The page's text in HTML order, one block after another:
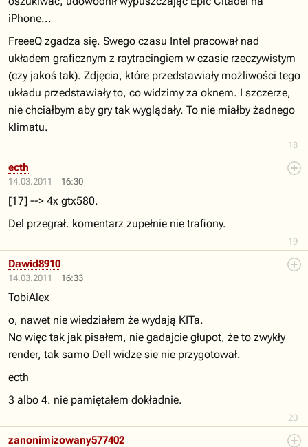
18
iPhone...
FreeeQ zgadza się. Swego czasu Intel pracował nad
układem graficznym z raytracingiem w czasie rzeczywistym
(czy jakoś tak). Zdjęcia, które przedstawiały możliwości tego
układu przedstawiały to, co widzimy za oknem. I szczerze,
nie chciałbym aby gry tak wyglądały. To nie miałby żadnego
klimatu.
14.03.2011 16:30
19
ecth
[17] --> 4x gtx580.
Del przegrał. komentarz zupełnie nie trafiony.
14.03.2011 16:33
20
Dawid8910
TobiAlex
o, nawet nie wiedziałem że wydają KITa.
No więc tak jak pisałem, nie gadajcie głupot, że to zwykły
render, tak samo Dell widze sie nie przygotował.
ecth
3 albo 4. nie pamiętałem dokładnie.
zanonimizowany577402